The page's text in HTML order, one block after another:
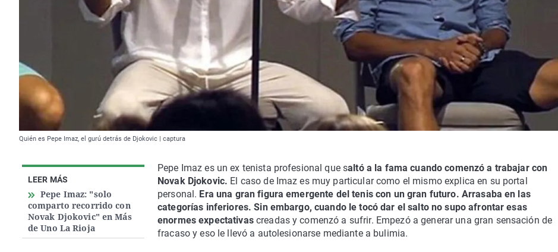
Quién es Pepe Imaz, el gurú detrás de Djokovic | captura
LEER MÁS
Pepe Imaz: "solo
comparto recorrido con
Novak Djokovic" en Más
de Uno La Rioja
Pepe Imaz es un ex tenista profesional que saltó a la fama cuando comenzó a trabajar con
Novak Djokovic. El caso de Imaz es muy particular como el mismo explica en su portal
personal. Era una gran figura emergente del tenis con un gran futuro. Arrasaba en las
categorías inferiores. Sin embargo, cuando le tocó dar el salto no supo afrontar esas
enormes expectativascreadas y comenzó a sufrir. Empezó a generar una gran sensación de
fracaso y eso le llevó a autolesionarse mediante a bulimia.